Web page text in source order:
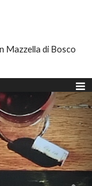
Mazzella di Bosco